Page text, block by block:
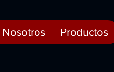
Nosotros Productos